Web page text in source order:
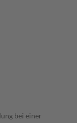
bei einer